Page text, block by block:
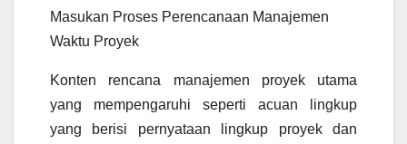
Masukan Proses Perencanaan Manajemen
Waktu Proyek
Konten rencana manajemen proyek utama
yang mempengaruhi seperti acuan lingkup
yang berisi pernyataan lingkup proyek dan